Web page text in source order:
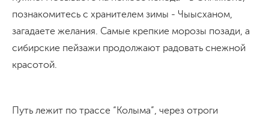
познакомитесь с хранителем зимы - Чыысханом,
загадаете желания. Самые крепкие морозы позади, а
сибирские пейзажи продолжают радовать снежной
красотой.
Путь лежит по трассе “Колыма”, через отроги